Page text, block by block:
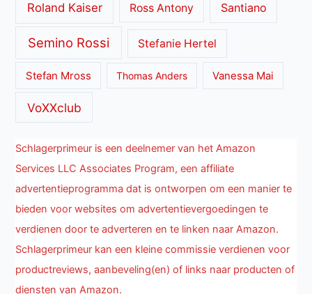
Roland Kaiser Ross Antony Santiano
Semino Rossi Stefanie Hertel
Stefan Mross Thomas Anders Vanessa Mai
VoXXclub
Schlagerprimeur is een deelnemer van het Amazon
Services LLC Associates Program, een affiliate
advertentieprogramma dat is ontworpen om een manier te
bieden voor websites om advertentievergoedingen te
verdienen door te adverteren en te linken naar Amazon.
Schlagerprimeur kan een kleine commissie verdienen voor
productreviews, aanbeveling(en) of links naar producten of
diensten van Amazon.